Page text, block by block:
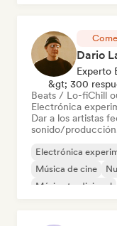
Dario
Experto
&gt; 300
Beats / Lo-fiChill
Electrónica
Dar a los artistas
sonido/
Electrónica
Música de cine
Música tradicional